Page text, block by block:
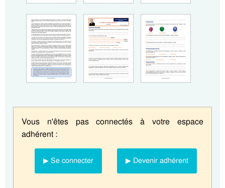
Vous n'êtes pas connectés à votre espace
adhérent :
▶ Se connecter ▶ Devenir adhérent